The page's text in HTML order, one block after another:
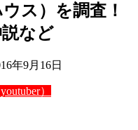
ス）を調査！
など
年9月16日
）